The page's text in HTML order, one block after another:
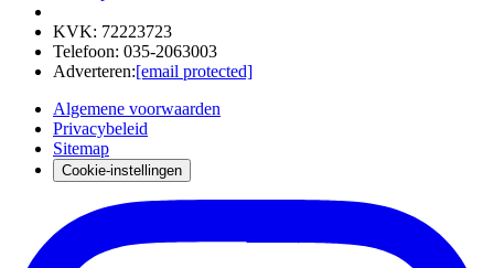
KVK: 72223723
Telefoon: 035-2063003
Adverteren:[email protected]
Algemene voorwaarden
Privacybeleid
Sitemap
Cookie-instellingen